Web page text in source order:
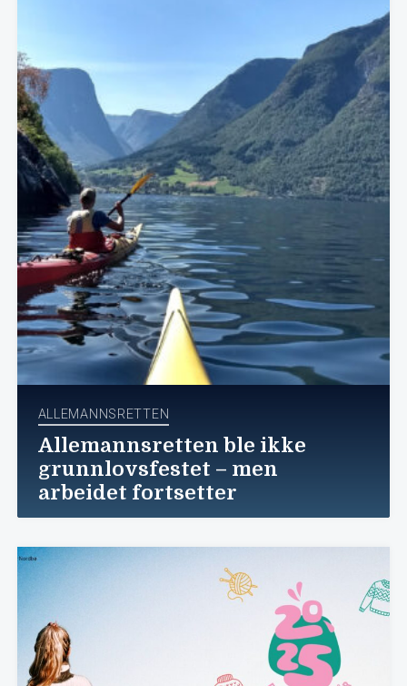
ALLEMANNSRETTEN
Allemannsretten ble ikke
grunnlovsfestet – men
arbeidet fortsetter